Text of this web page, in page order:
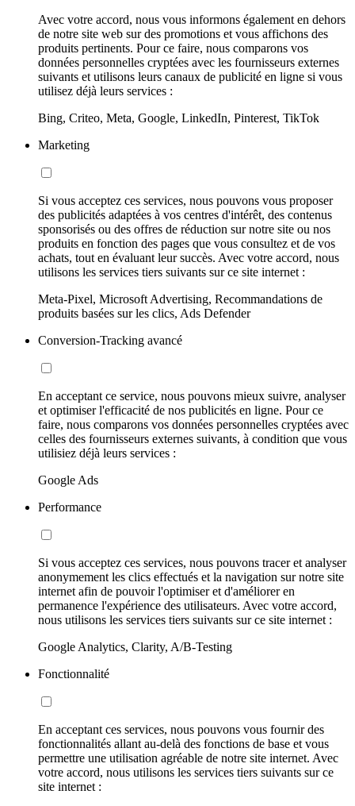
Avec votre accord, nous vous informons également en dehors
de notre site web sur des promotions et vous affichons des
produits pertinents. Pour ce faire, nous comparons vos
données personnelles cryptées avec les fournisseurs externes
suivants et utilisons leurs canaux de publicité en ligne si vous
utilisez déjà leurs services :
Bing, Criteo, Meta, Google, LinkedIn, Pinterest, TikTok
Marketing
Si vous acceptez ces services, nous pouvons vous proposer
des publicités adaptées à vos centres d'intérêt, des contenus
sponsorisés ou des offres de réduction sur notre site ou nos
produits en fonction des pages que vous consultez et de vos
achats, tout en évaluant leur succès. Avec votre accord, nous
utilisons les services tiers suivants sur ce site internet :
Meta-Pixel, Microsoft Advertising, Recommandations de
produits basées sur les clics, Ads Defender
Conversion-Tracking avancé
En acceptant ce service, nous pouvons mieux suivre, analyser
et optimiser l'efficacité de nos publicités en ligne. Pour ce
faire, nous comparons vos données personnelles cryptées avec
celles des fournisseurs externes suivants, à condition que vous
utilisiez déjà leurs services :
Google Ads
Performance
Si vous acceptez ces services, nous pouvons tracer et analyser
anonymement les clics effectués et la navigation sur notre site
internet afin de pouvoir l'optimiser et d'améliorer en
permanence l'expérience des utilisateurs. Avec votre accord,
nous utilisons les services tiers suivants sur ce site internet :
Google Analytics, Clarity, A/B-Testing
Fonctionnalité
En acceptant ces services, nous pouvons vous fournir des
fonctionnalités allant au-delà des fonctions de base et vous
permettre une utilisation agréable de notre site internet. Avec
votre accord, nous utilisons les services tiers suivants sur ce
site internet :